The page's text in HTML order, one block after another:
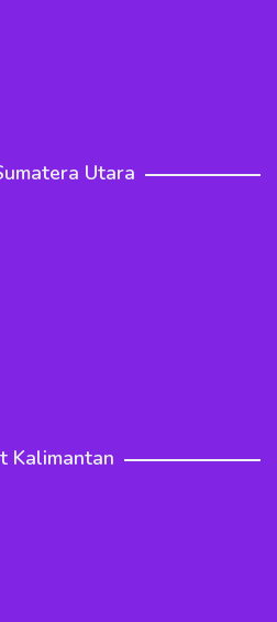
Utara
Kalimantan